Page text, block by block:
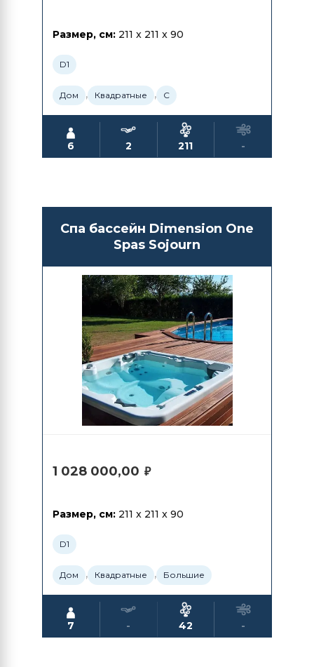
Размер, см: 211 x 211 x 90
D1
Дом , Квадратные , С
6 2 211 -
Спа бассейн Dimension One
Spas Sojourn
1 028 000,00 ₽
Размер, см: 211 x 211 x 90
D1
Дом , Квадратные , Большие
7 - 42 -